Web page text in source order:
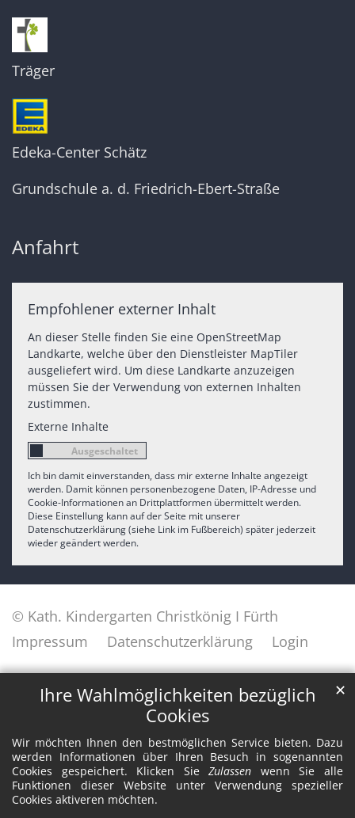
Ihre Wahlmöglichkeiten bezüglich
Cookies
Wir möchten Ihnen den bestmöglichen Service bieten. Dazu
werden Informationen über Ihren Besuch in sogenannten
Cookies gespeichert. Klicken SieZulassen wenn Sie alle
Funktionen dieser Website unter Verwendung spezieller
Cookies aktiveren möchten.
✕
Träger
Edeka-Center Schätz
Grundschule a. d. Friedrich-Ebert-Straße
Anfahrt
Empfohlener externer Inhalt
An dieser Stelle finden Sie eine OpenStreetMap
Landkarte, welche über den Dienstleister MapTiler
ausgeliefert wird. Um diese Landkarte anzuzeigen
müssen Sie der Verwendung von externen Inhalten
zustimmen.
Externe Inhalte
Ich bin damit einverstanden, dass mir externe Inhalte angezeigt
werden. Damit können personenbezogene Daten, IP-Adresse und
Cookie-Informationen an Drittplattformen übermittelt werden.
Diese Einstellung kann auf der Seite mit unserer
Datenschutzerklärung (siehe Link im Fußbereich) später jederzeit
wieder geändert werden.
© Kath. Kindergarten Christkönig I Fürth
Impressum
Datenschutzerklärung Login